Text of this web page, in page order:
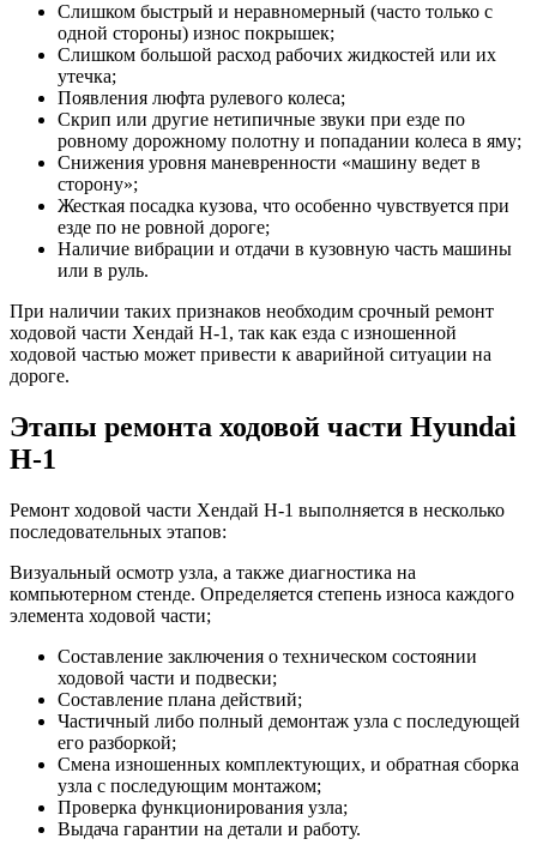
Слишком быстрый и неравномерный (часто только с
одной стороны) износ покрышек;
Слишком большой расход рабочих жидкостей или их
утечка;
Появления люфта рулевого колеса;
Скрип или другие нетипичные звуки при езде по
ровному дорожному полотну и попадании колеса в яму;
Снижения уровня маневренности «машину ведет в
сторону»;
Жесткая посадка кузова, что особенно чувствуется при
езде по не ровной дороге;
Наличие вибрации и отдачи в кузовную часть машины
или в руль.
При наличии таких признаков необходим срочный ремонт
ходовой части Хендай Н-1, так как езда с изношенной
ходовой частью может привести к аварийной ситуации на
дороге.
Этапы ремонта ходовой части Hyundai
H-1
Ремонт ходовой части Хендай Н-1 выполняется в несколько
последовательных этапов:
Визуальный осмотр узла, а также диагностика на
компьютерном стенде. Определяется степень износа каждого
элемента ходовой части;
Составление заключения о техническом состоянии
ходовой части и подвески;
Составление плана действий;
Частичный либо полный демонтаж узла с последующей
его разборкой;
Смена изношенных комплектующих, и обратная сборка
узла с последующим монтажом;
Проверка функционирования узла;
Выдача гарантии на детали и работу.